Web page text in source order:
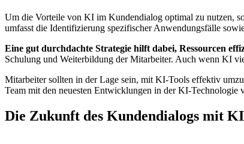
Um die Vorteile von KI im Kundendialog optimal zu nutzen,
umfasst die Identifizierung spezifischer Anwendungsfälle
Eine gut durchdachte Strategie hilft dabei, Ressourcen
Schulung und Weiterbildung der Mitarbeiter. Auch wenn KI
Mitarbeiter sollten in der Lage sein, mit KI-Tools effektiv
Team mit den neuesten Entwicklungen in der KI-Technologie
Die Zukunft des Kundendialogs mit KI